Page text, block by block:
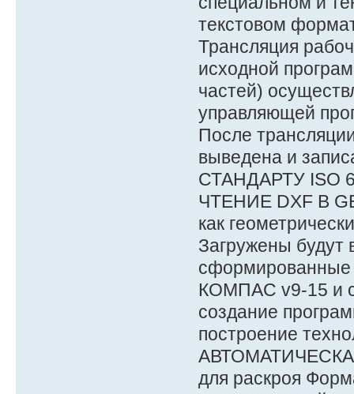
текстовом
Трансляция
исходной
частей)
управляющей
После
выведена и
СТАНДАРТУ ISO
ЧТЕНИЕ DXF В
как
Загружены будут
сформированные
КОМПАС v9-15 и
создание
построение
для раскроя